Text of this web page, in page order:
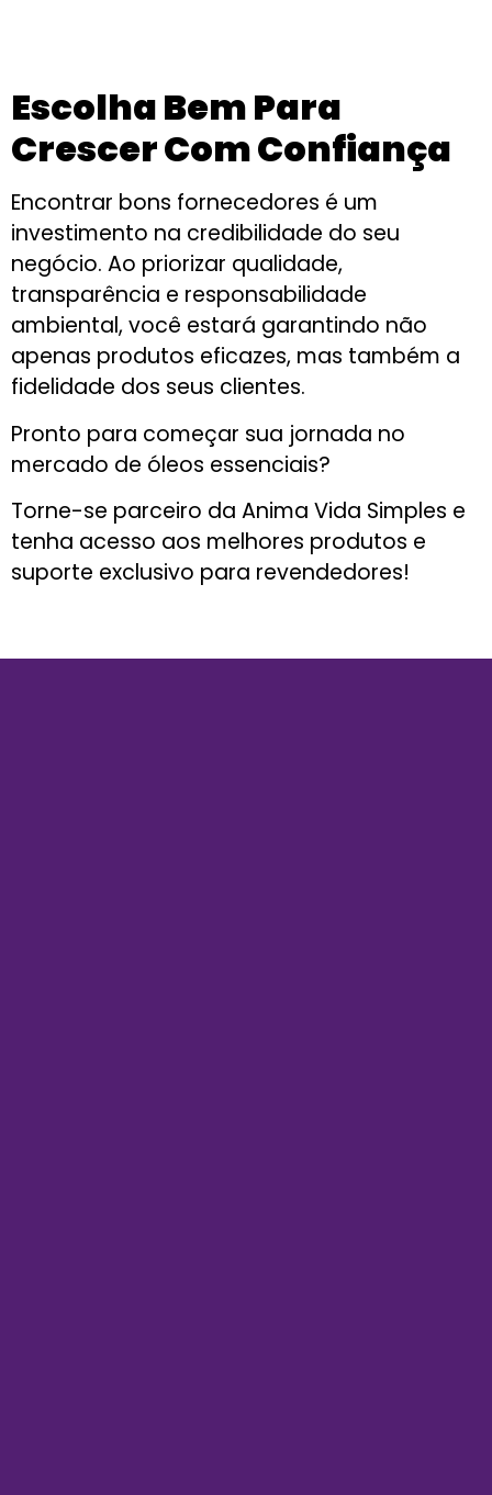
Escolha Bem Para
Crescer Com Confiança
Encontrar bons fornecedores é um
investimento na credibilidade do seu
negócio. Ao priorizar qualidade,
transparência e responsabilidade
ambiental, você estará garantindo não
apenas produtos eficazes, mas também a
fidelidade dos seus clientes.
Pronto para começar sua jornada no
mercado de óleos essenciais?
Torne-se parceiro da Anima Vida Simples e
tenha acesso aos melhores produtos e
suporte exclusivo para revendedores!